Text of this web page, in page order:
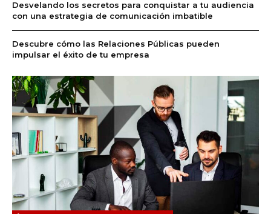
Desvelando los secretos para conquistar a tu audiencia
con una estrategia de comunicación imbatible
Descubre cómo las Relaciones Públicas pueden
impulsar el éxito de tu empresa